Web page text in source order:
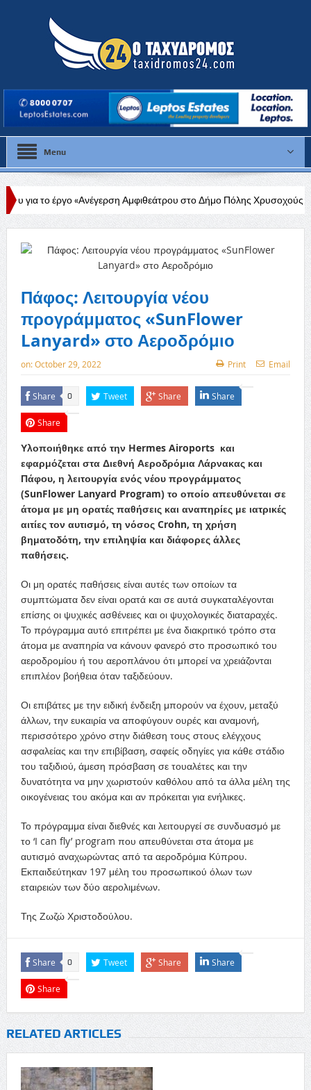
Menu
Αμφιθεάτρου στο Δήμο Πόλης Χρυσοχούς» Στάλω
Πάφος: Λειτουργία νέου
προγράμματος «SunFlower
Lanyard» στο Αεροδρόμιο
on:October 29, 2022 Print Email
Share 0 Tweet Share Share
Share
Υλοποιήθηκε από την Hermes Airoports και
εφαρμόζεται στα Διεθνή Αεροδρόμια Λάρνακας και
Πάφου, η λειτουργία ενός νέου προγράμματος
(SunFlower Lanyard Program) το οποίο απευθύνεται σε
άτομα με μη ορατές παθήσεις και αναπηρίες με ιατρικές
αιτίες τον αυτισμό, τη νόσος Crohn, τη χρήση
βηματοδότη, την επιληψία και διάφορες άλλες
παθήσεις.
Οι μη ορατές παθήσεις είναι αυτές των οποίων τα
συμπτώματα δεν είναι ορατά και σε αυτά συγκαταλέγονται
επίσης οι ψυχικές ασθένειες και οι ψυχολογικές διαταραχές.
Το πρόγραμμα αυτό επιτρέπει με ένα διακριτικό τρόπο στα
άτομα με αναπηρία να κάνουν φανερό στο προσωπικό του
αεροδρομίου ή του αεροπλάνου ότι μπορεί να χρειάζονται
επιπλέον βοήθεια όταν ταξιδεύουν.
Οι επιβάτες με την ειδική ένδειξη μπορούν να έχουν, μεταξύ
άλλων, την ευκαιρία να αποφύγουν ουρές και αναμονή,
περισσότερο χρόνο στην διάθεση τους στους ελέγχους
ασφαλείας και την επιβίβαση, σαφείς οδηγίες για κάθε στάδιο
του ταξιδιού, άμεση πρόσβαση σε τουαλέτες και την
δυνατότητα να μην χωριστούν καθόλου από τα άλλα μέλη της
οικογένειας του ακόμα και αν πρόκειται για ενήλικες.
Το πρόγραμμα είναι διεθνές και λειτουργεί σε συνδυασμό με
το ‘I can fly’ program που απευθύνεται στα άτομα με
αυτισμό αναχωρώντας από τα αεροδρόμια Κύπρου.
Εκπαιδεύτηκαν 197 μέλη του προσωπικού όλων των
εταιρειών των δύο αερολιμένων.
Της Ζωζώ Χριστοδούλου.
Share 0 Tweet Share Share
Share
RELATED ARTICLES